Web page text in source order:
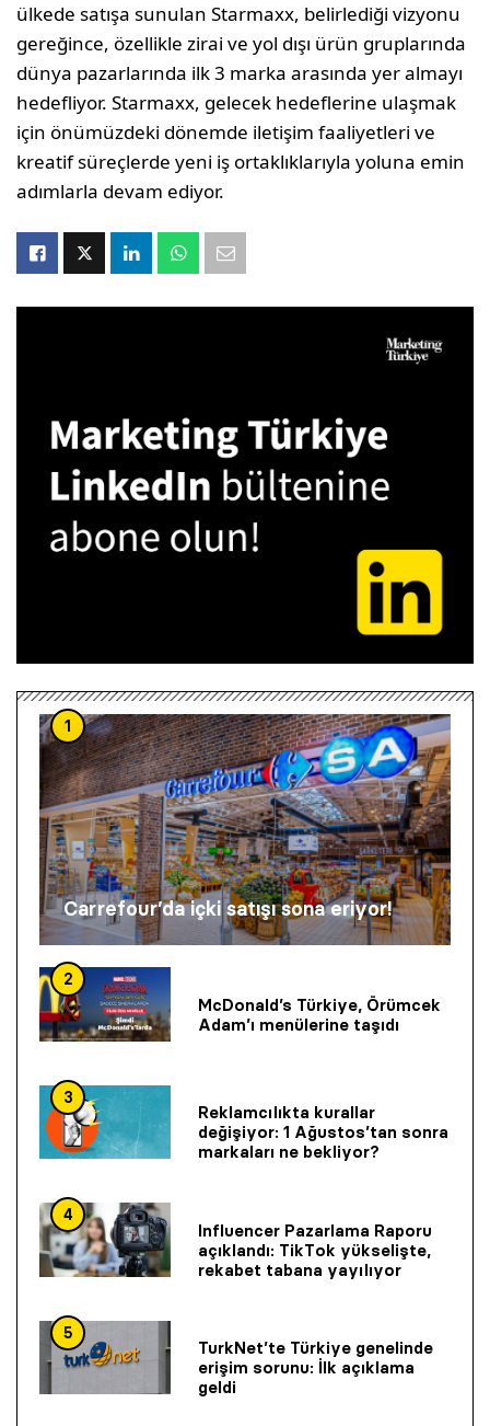
ülkede satışa sunulan Starmaxx, belirlediği vizyonu
gereğince, özellikle zirai ve yol dışı ürün gruplarında
dünya pazarlarında ilk 3 marka arasında yer almayı
hedefliyor. Starmaxx, gelecek hedeflerine ulaşmak
için önümüzdeki dönemde iletişim faaliyetleri ve
kreatif süreçlerde yeni iş ortaklıklarıyla yoluna emin
adımlarla devam ediyor.
1
Carrefour’da içki satışı sona eriyor!
2
McDonald’s Türkiye, Örümcek
Adam’ı menülerine taşıdı
3
Reklamcılıkta kurallar
değişiyor: 1 Ağustos’tan sonra
markaları ne bekliyor?
4
Influencer Pazarlama Raporu
açıklandı: TikTok yükselişte,
rekabet tabana yayılıyor
5
TurkNet’te Türkiye genelinde
erişim sorunu: İlk açıklama
geldi